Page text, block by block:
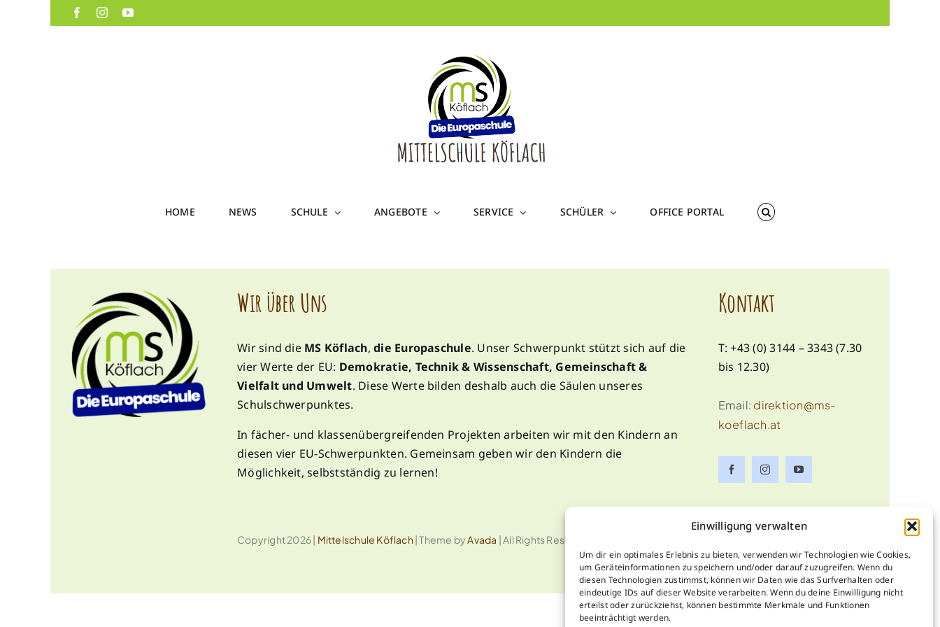
Einwilligung verwalten
Um dir ein optimales Erlebnis zu bieten, verwenden wir Technologien wie Cookies,
um Geräteinformationen zu speichern und/oder darauf zuzugreifen. Wenn du
diesen Technologien zustimmst, können wir Daten wie das Surfverhalten oder
eindeutige IDs auf dieser Website verarbeiten. Wenn du deine Einwilligung nicht
erteilst oder zurückziehst, können bestimmte Merkmale und Funktionen
beeinträchtigt werden.
FacebookInstagramYouTube
HOME NEWS SCHULE ANGEBOTE SERVICE SCHÜLER OFFICE PORTAL
Wir über Uns
Wir sind die MS Köflach,die Europaschule. Unser Schwerpunkt stützt sich auf die
vier Werte der EU: Demokratie, Technik & Wissenschaft, Gemeinschaft &
Vielfalt und Umwelt. Diese Werte bilden deshalb auch die Säulen unseres
Schulschwerpunktes.
In fächer- und klassenübergreifenden Projekten arbeiten wir mit den Kindern an
diesen vier EU-Schwerpunkten. Gemeinsam geben wir den Kindern die
Möglichkeit, selbstständig zu lernen!
Kontakt
T: +43 (0) 3144 – 3343 (7.30
bis 12.30)
Email: direktion@ms-
koeflach.at
Copyright 2026 | Mittelschule Köflach | Theme by Avada | All Rights Reserved |